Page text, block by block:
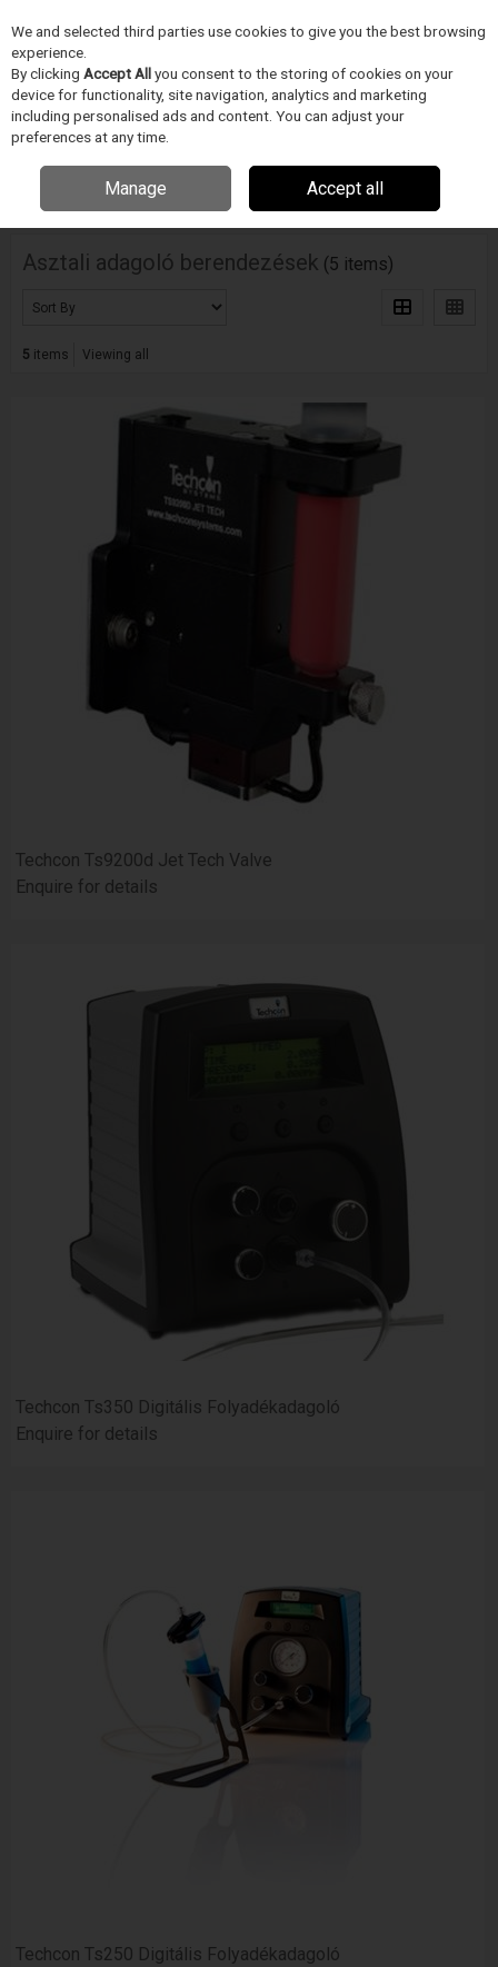
Skip to content
Menu
Home FOLYADÉKADAGOLÁS
Asztali adagoló berendezések (5 items)
5 items Viewing all
Techcon Ts9200d Jet Tech Valve
Enquire for details
Techcon Ts350 Digitális Folyadékadagoló
Enquire for details
Techcon Ts250 Digitális Folyadékadagoló
We and selected third parties use cookies to give you the best browsing
experience.
By clicking Accept Allyou consent to the storing of cookies on your
device for functionality, site navigation, analytics and marketing
including personalised ads and content. You can adjust your
preferences at any time.
Manage Accept all